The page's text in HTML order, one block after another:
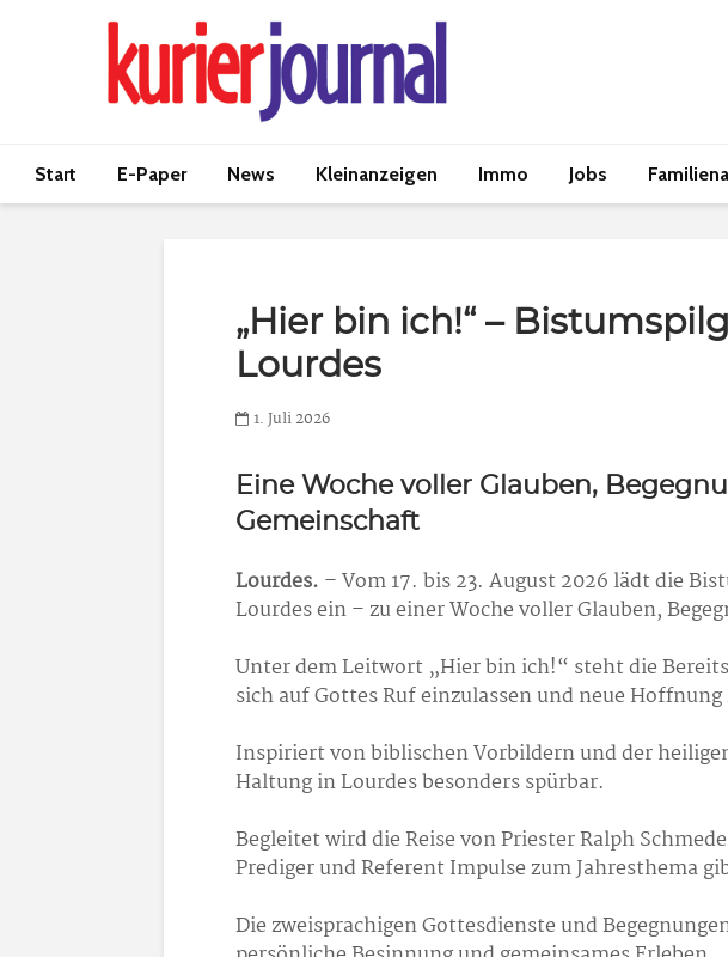
Start E-Paper News Kleinanzeigen Immo Jobs
„Hier bin ich!“ –
Lourdes
1. Juli 2026
Eine Woche voller Glauben,
Gemeinschaft
Lourdes. – Vom 17. bis 23. August 2026 lädt die
Lourdes ein – zu einer Woche voller Glauben,
Unter dem Leitwort „Hier bin ich!“ steht die
sich auf Gottes Ruf einzulassen und neue
Inspiriert von biblischen Vorbildern und der
Haltung in Lourdes besonders spürbar.
Begleitet wird die Reise von Priester Ralph
Prediger und Referent Impulse zum Jahresthema
Die zweisprachigen Gottesdienste und